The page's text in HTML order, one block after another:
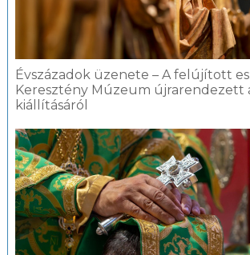
Évszázadok üzenete – A felújított
Keresztény Múzeum újrarendezett
kiállításáról